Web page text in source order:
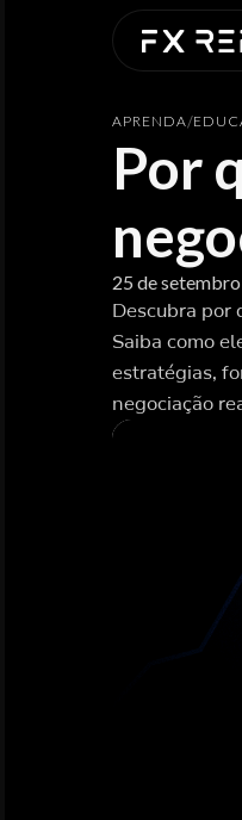
APRENDA/
Por
25 de
Descubra por
Saiba como
estratégias,
negociação